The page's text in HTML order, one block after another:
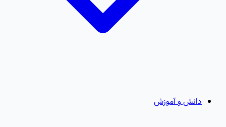
دانش و آموزش